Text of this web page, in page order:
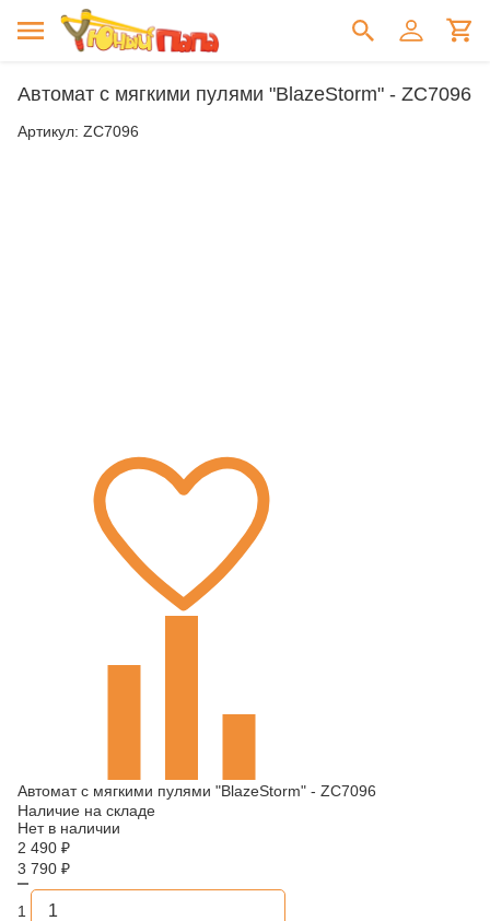
Автомат с мягкими пулями "BlazeStorm" - ZC7096
Артикул: ZC7096
Автомат с мягкими пулями "BlazeStorm" - ZC7096
Наличие на складе
Нет в наличии
2 490 ₽
3 790 ₽
1